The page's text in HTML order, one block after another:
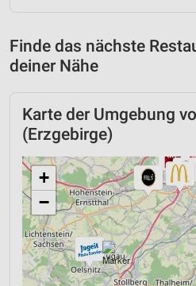
Finde das nächste
deiner Nähe
Karte der Umgebung
(Erzgebirge)
+
−